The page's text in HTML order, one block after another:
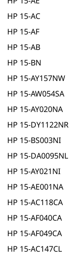
HP 15-AC
HP 15-AF
HP 15-AB
HP 15-BN
HP 15-AY157NW
HP 15-AW054SA
HP 15-AY020NA
HP 15-DY1122NR
HP 15-BS003NI
HP 15-DA0095NL
HP 15-AY021NI
HP 15-AE001NA
HP 15-AC118CA
HP 15-AF040CA
HP 15-AF049CA
HP 15-AC147CL